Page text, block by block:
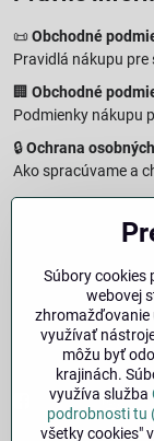
📜 Obchodné
Pravidlá nákupu pre
🏢 Obchodné
Podmienky nákupu
🔒Ochrana
Ako spracúvame a
🧾Reklamačný
Jednoduché
Vzorový formulár
Právna doložka
Informácie o
podmienok.
Facebook
Súbory cookies
webovej
zhromažďovanie
využívať
môžu byť
krajinách.
využíva služba
podrobnosti tu
všetky cookies"